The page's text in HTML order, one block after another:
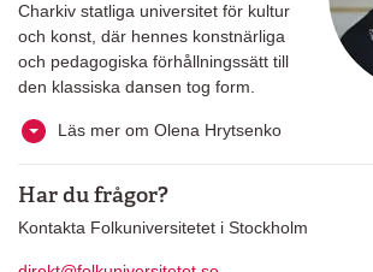
Charkiv statliga universitet för kultur
och konst, där hennes konstnärliga
och pedagogiska förhållningssätt till
den klassiska dansen tog form.
Läs mer om Olena Hrytsenko
Har du frågor?
Kontakta Folkuniversitetet i Stockholm